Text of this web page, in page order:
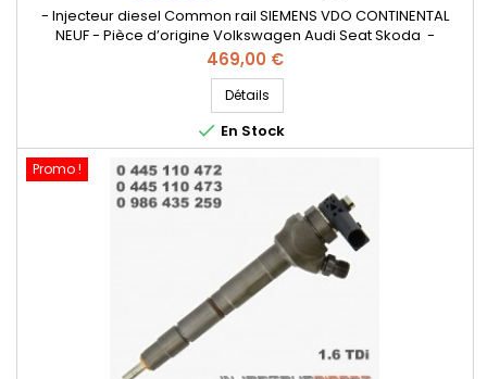
- Injecteur diesel Common rail SIEMENS VDO CONTINENTAL
NEUF - Pièce d’origine Volkswagen Audi Seat Skoda -
Références compatibles: A2C59513554 , 5WS40539 ,
03L130277B , 03L130277S , A2C9626040080 , 562000110 - Pour
motorisation VW , Audi , SEAT , Skoda 1.6TDI Code moteur :
CAYB , CAYC , CAYA
Prix
469,00 €
Détails
 En Stock
Promo !